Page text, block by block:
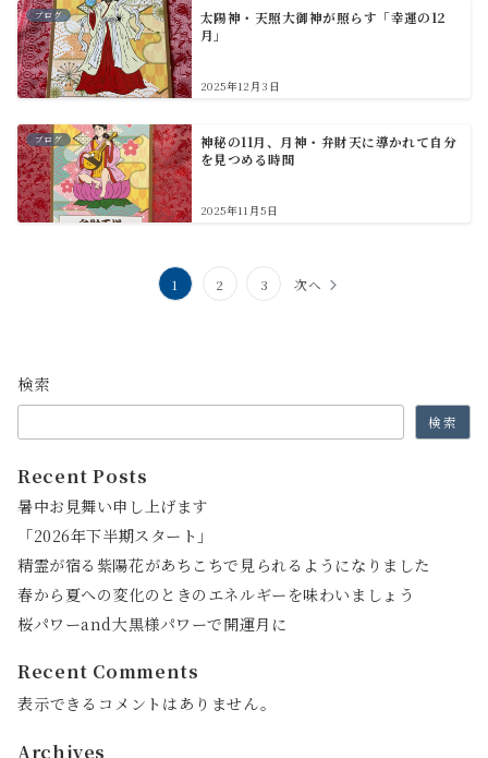
ブログ
太陽神・天照大御神が照らす「幸運の12
月」
2025年12月3日
ブログ
神秘の11月、月神・弁財天に導かれて自分
を見つめる時間
2025年11月5日
ペ
ー
ジ
送
り
1 2 3 次へ
検索
検索
Recent Posts
暑中お見舞い申し上げます
「2026年下半期スタート」
精霊が宿る紫陽花があちこちで見られるようになりました
春から夏への変化のときのエネルギーを味わいましょう
桜パワーand大黒様パワーで開運月に
Recent Comments
表示できるコメントはありません。
Archives